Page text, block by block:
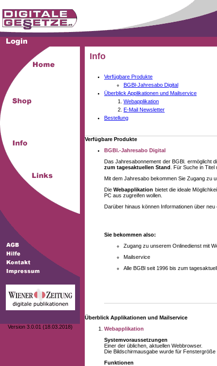
Version 3.0.01 (18.03.2018)
Info
Verfügbare Produkte
BGBl-Jahresabo Digital
Überblick Applikationen und Mailservice
Webapplikation
E-Mail Newsletter
Bestellung
Verfügbare Produkte
BGBl.-Jahresabo Digital
Das Jahresabonnement der BGBl. ermöglicht
zum tagesaktuellen Stand . Für Suche in
Mit dem Jahresabo bekommen Sie Zugang zu
DieWebapplikation bietet die ideale
PC aus zugreifen wollen.
Darüber hinaus können Informationen über
Sie bekommen also:
Zugang zu unserem Onlinedienst mit
Mailservice
Alle BGBl seit 1996 bis zum
Überblick Applikationen und Mailservice
Webapplikation
Systemvoraussetzungen
Einer der üblichen, aktuellen Webbrowser.
Die Bildschirmausgabe wurde für
Funktionen